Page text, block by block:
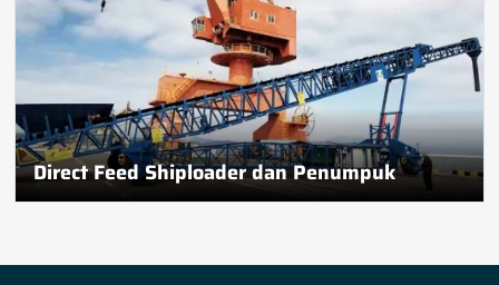
Direct Feed Shiploader dan Penumpuk